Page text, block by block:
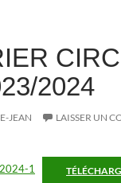
2024
JEAN LAISSER UN
1